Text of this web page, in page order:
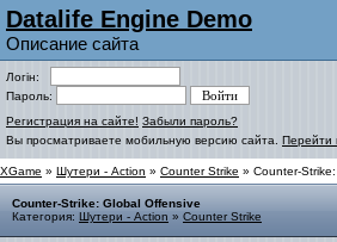
Datalife Engine Demo
Описание сайта
Логін:
Пароль:
Регистрация на сайте! Забыли пароль?
Вы просматриваете мобильную версию сайта. Перейти
XGame » Шутери - Action » Counter Strike » Counter-
Counter-Strike: Global Offensive
Категория: Шутери - Action » Counter Strike